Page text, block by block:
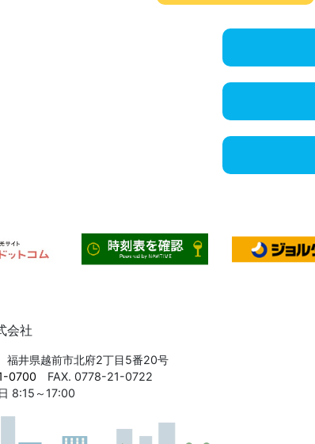
会社
井県越前市北府2丁目5番20号
0700 FAX. 0778-21-0722
8:15～17:00